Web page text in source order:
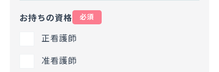
お持ちの資格 必須
正看護師
准看護師